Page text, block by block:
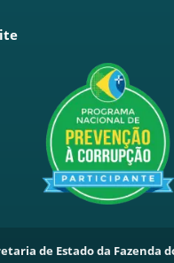
de Estado da Fazenda